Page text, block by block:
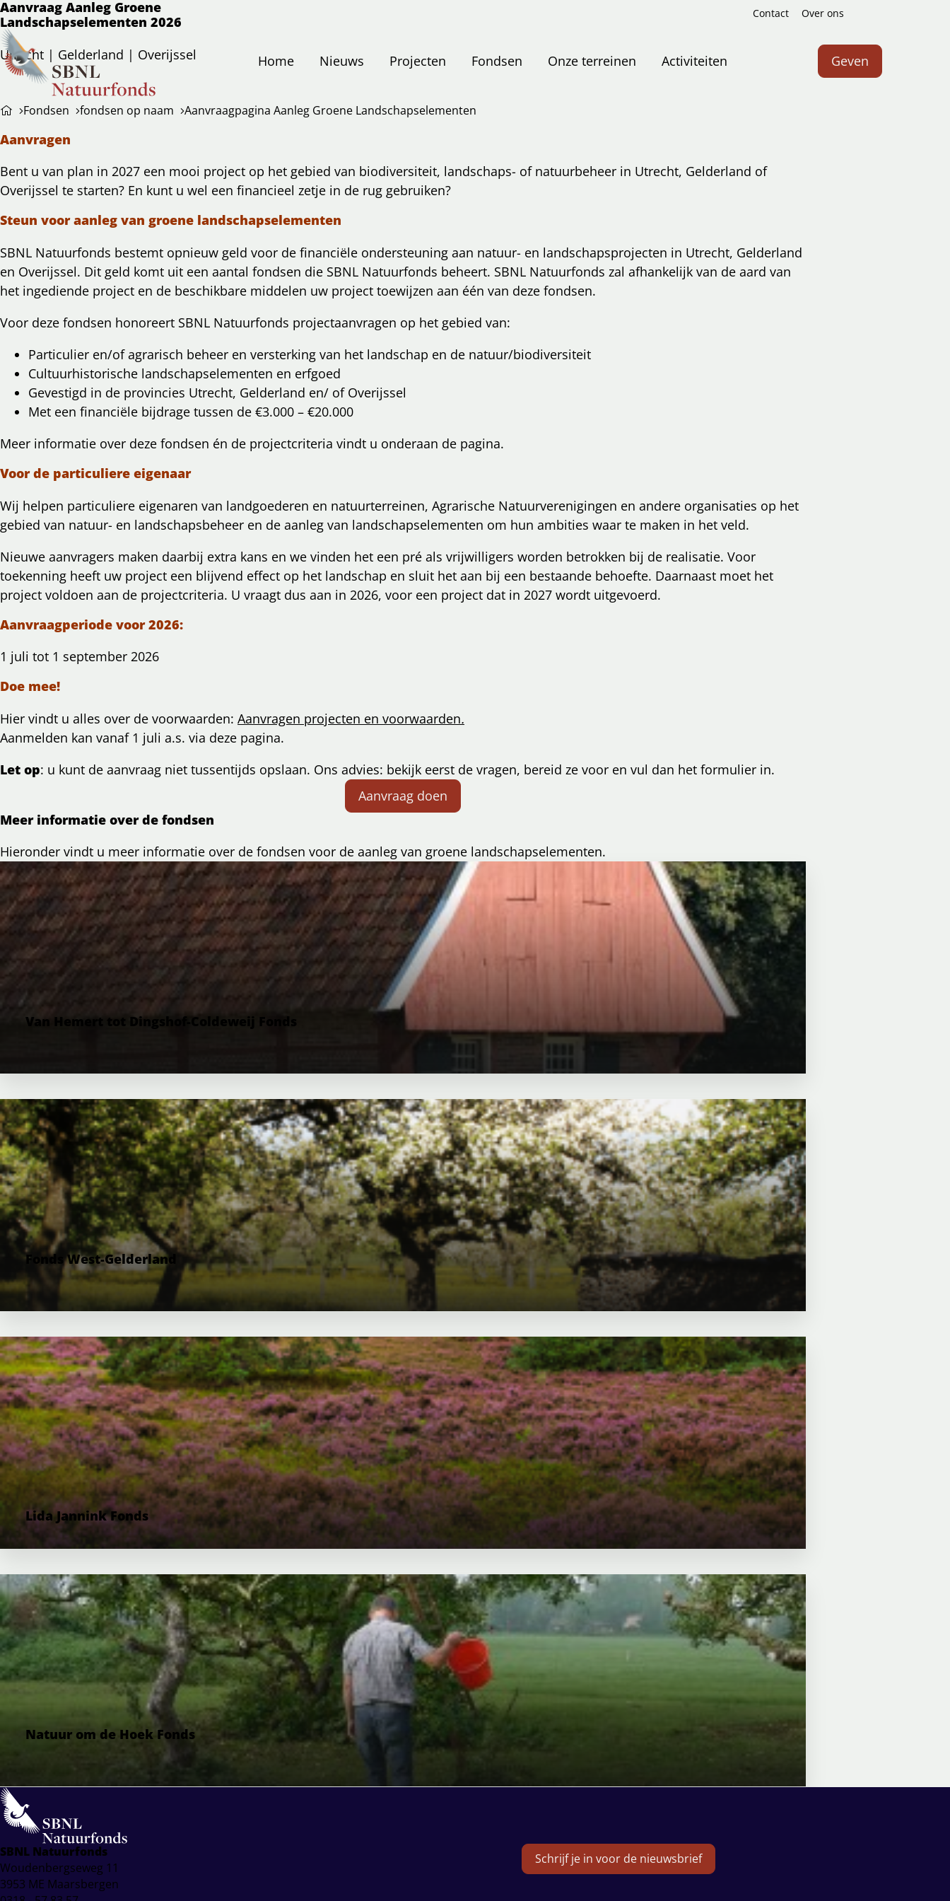
Home Nieuws Projecten Fondsen Onze terreinen Activiteiten Geven
Contact Over ons
Aanvraag Aanleg Groene
Landschapselementen 2026
Utrecht | Gelderland | Overijssel
Fondsen fondsen op naam Aanvraagpagina Aanleg Groene Landschapselementen
Aanvragen
Bent u van plan in 2027 een mooi project op het gebied van biodiversiteit, landschaps- of natuurbeheer in Utrecht, Gelderland of
Overijssel te starten? En kunt u wel een financieel zetje in de rug gebruiken?
Steun voor aanleg van groene landschapselementen
SBNL Natuurfonds bestemt opnieuw geld voor de financiële ondersteuning aan natuur- en landschapsprojecten in Utrecht, Gelderland
en Overijssel. Dit geld komt uit een aantal fondsen die SBNL Natuurfonds beheert. SBNL Natuurfonds zal afhankelijk van de aard van
het ingediende project en de beschikbare middelen uw project toewijzen aan één van deze fondsen.
Voor deze fondsen honoreert SBNL Natuurfonds projectaanvragen op het gebied van:
Particulier en/of agrarisch beheer en versterking van het landschap en de natuur/biodiversiteit
Cultuurhistorische landschapselementen en erfgoed
Gevestigd in de provincies Utrecht, Gelderland en/ of Overijssel
Met een financiële bijdrage tussen de €3.000 – €20.000
Meer informatie over deze fondsen én de projectcriteria vindt u onderaan de pagina.
Voor de particuliere eigenaar
Wij helpen particuliere eigenaren van landgoederen en natuurterreinen, Agrarische Natuurverenigingen en andere organisaties op het
gebied van natuur- en landschapsbeheer en de aanleg van landschapselementen om hun ambities waar te maken in het veld.
Nieuwe aanvragers maken daarbij extra kans en we vinden het een pré als vrijwilligers worden betrokken bij de realisatie. Voor
toekenning heeft uw project een blijvend effect op het landschap en sluit het aan bij een bestaande behoefte. Daarnaast moet het
project voldoen aan de projectcriteria. U vraagt dus aan in 2026, voor een project dat in 2027 wordt uitgevoerd.
Aanvraagperiode voor 2026:
1 juli tot 1 september 2026
Doe mee!
Hier vindt u alles over de voorwaarden: Aanvragen projecten en voorwaarden.
Aanmelden kan vanaf 1 juli a.s. via deze pagina.
Let op: u kunt de aanvraag niet tussentijds opslaan. Ons advies: bekijk eerst de vragen, bereid ze voor en vul dan het formulier in.
Aanvraag doen
Meer informatie over de fondsen
Hieronder vindt u meer informatie over de fondsen voor de aanleg van groene landschapselementen.
Van Hemert tot Dingshof-Coldeweij Fonds
Fonds West-Gelderland
Lida Jannink Fonds
Natuur om de Hoek Fonds
SBNL Natuurfonds
Woudenbergseweg 11
3953 ME Maarsbergen
Schrijf je in voor de nieuwsbrief